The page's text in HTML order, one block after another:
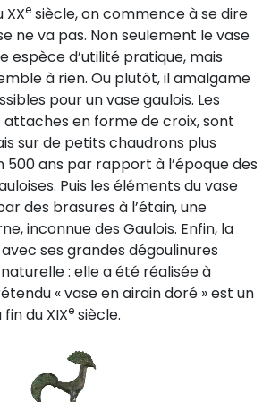
XXe siècle, on commence à se dire
ne va pas. Non seulement le vase
espèce d’utilité pratique, mais
à rien. Ou plutôt, il amalgame
pour un vase gaulois. Les
attaches en forme de croix, sont
sur de petits chaudrons plus
500 ans par rapport à l’époque des
Puis les éléments du vase
des brasures à l’étain, une
inconnue des Gaulois. Enfin, la
ses grandes dégoulinures
: elle a été réalisée à
« vase en airain doré » est un
du XIXe siècle.